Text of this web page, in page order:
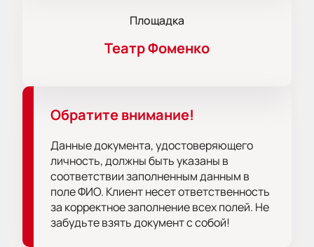
Площадка
Театр Фоменко
Обратите внимание!
Данные документа, удостоверяющего
личность, должны быть указаны в
соответствии заполненным данным в
поле ФИО. Клиент несет ответственность
за корректное заполнение всех полей. Не
забудьте взять документ с собой!